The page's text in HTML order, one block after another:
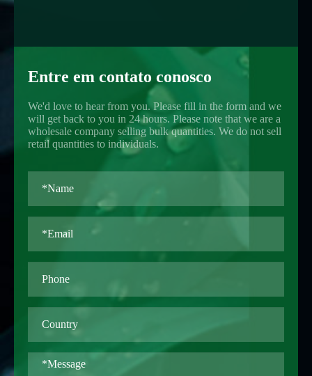
Entre em contato conosco
We'd love to hear from you. Please fill in the form and we
will get back to you in 24 hours. Please note that we are a
wholesale company selling bulk quantities. We do not sell
retail quantities to individuals.